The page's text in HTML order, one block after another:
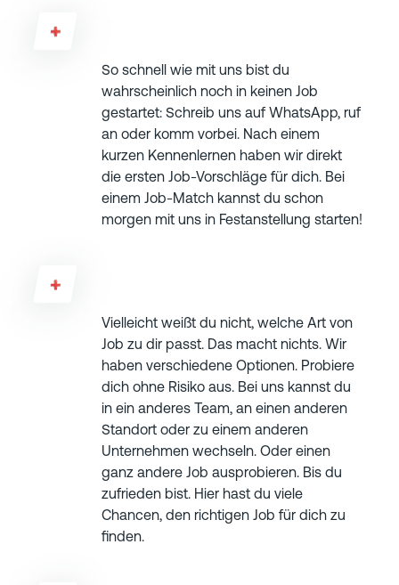
So schnell wie mit uns bist du
wahrscheinlich noch in keinen Job
gestartet: Schreib uns auf WhatsApp, ruf
an oder komm vorbei. Nach einem
kurzen Kennenlernen haben wir direkt
die ersten Job-Vorschläge für dich. Bei
einem Job-Match kannst du schon
morgen mit uns in Festanstellung starten!
Vielleicht weißt du nicht, welche Art von
Job zu dir passt. Das macht nichts. Wir
haben verschiedene Optionen. Probiere
dich ohne Risiko aus. Bei uns kannst du
in ein anderes Team, an einen anderen
Standort oder zu einem anderen
Unternehmen wechseln. Oder einen
ganz andere Job ausprobieren. Bis du
zufrieden bist. Hier hast du viele
Chancen, den richtigen Job für dich zu
finden.